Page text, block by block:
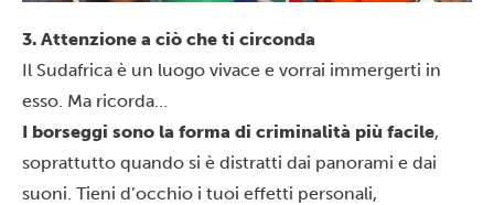
3. Attenzione a ciò che ti circonda
Il Sudafrica è un luogo vivace e vorrai immergerti in
esso. Ma ricorda…
I borseggi sono la forma di criminalità più facile,
soprattutto quando si è distratti dai panorami e dai
suoni. Tieni d’occhio i tuoi effetti personali,